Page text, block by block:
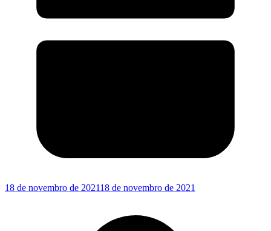
18 de novembro de 202118 de novembro de 2021